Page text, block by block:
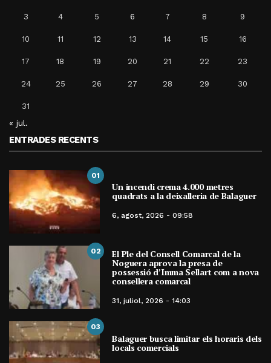
3 4 5 6 7 8 9
10 11 12 13 14 15 16
17 18 19 20 21 22 23
24 25 26 27 28 29 30
31
« jul.
ENTRADES RECENTS
01
Un incendi crema 4.000 metres
quadrats a la deixalleria de Balaguer
6, agost, 2026 - 09:58
02 El Ple del Consell Comarcal de la
Noguera aprova la presa de
possessió d’Imma Sellart com a nova
consellera comarcal
31, juliol, 2026 - 14:03
03
Balaguer busca limitar els horaris dels
locals comercials